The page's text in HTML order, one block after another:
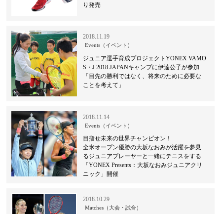
り発売
2018.11.19
Events（イベント）
ジュニア選手育成プロジェクトYONEX VAMO
S・J 2018 JAPANキャンプに伊達公子が参加
「目先の勝利ではなく、将来のために必要な
ことを考えて」
2018.11.14
Events（イベント）
目指せ未来の世界チャンピオン！
全米オープン優勝の大坂なおみが活躍を夢見
るジュニアプレーヤーと一緒にテニスをする
「YONEX Presents：大坂なおみジュニアクリ
ニック」開催
2018.10.29
Matches（大会・試合）